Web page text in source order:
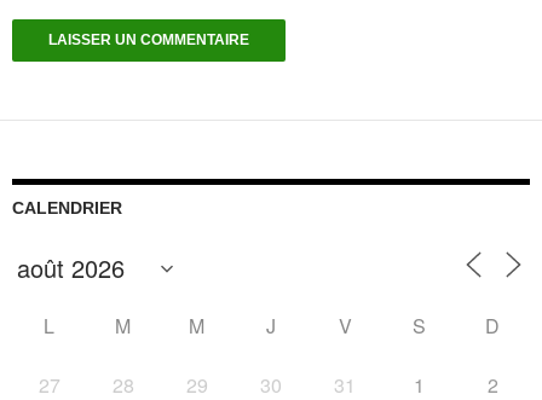
CALENDRIER
L M M J V S D
27 28 29 30 31 1 2